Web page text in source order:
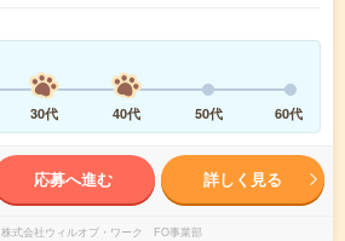
30代 40代 50代 60代
応募へ進む 詳しく見る
株式会社ウィルオブ・ワーク FO事業部